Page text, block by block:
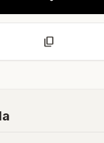
content_copy